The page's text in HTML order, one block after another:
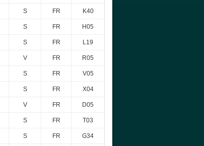
S FR K40
S FR H05
S FR L19
V FR R05
S FR V05
S FR X04
V FR D05
S FR T03
S FR G34